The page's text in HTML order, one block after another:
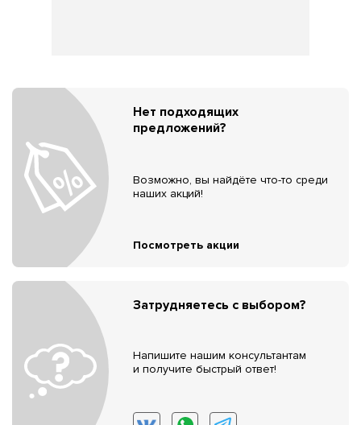
Нет подходящих
предложений?
Возможно, вы найдёте что-то среди
наших акций!
Посмотреть акции
Затрудняетесь с выбором?
Напишите нашим консультантам
и получите быстрый ответ!